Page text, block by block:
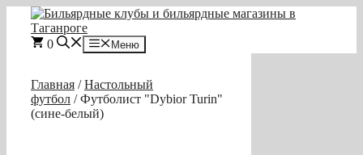
Перейти
содержимому
0 Меню
Главная /Настольный
футбол / Футболист "Dybior Turin"
(сине-белый)